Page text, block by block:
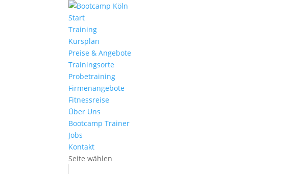
Start
Training
Kursplan
Preise & Angebote
Trainingsorte
Probetraining
Firmenangebote
Fitnessreise
Über Uns
Bootcamp Trainer
Jobs
Kontakt
Seite wählen